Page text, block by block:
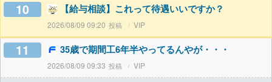
10 【給与相談】これって待遇いいですか？
2026/08/09 09:20 VIP
11 35歳で期間工6年半やってるんやが・・・
2026/08/09 09:33 VIP